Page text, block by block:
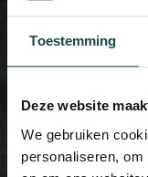
Toestemming
Deze website
We gebruiken
personaliseren,
gewenst